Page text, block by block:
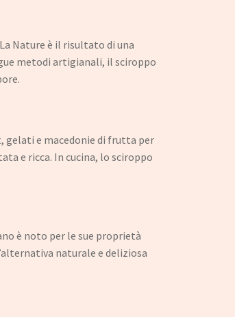
Nature è il risultato di una
metodi artigianali, il sciroppo
gelati e macedonie di frutta per
e ricca. In cucina, lo sciroppo
è noto per le sue proprietà
naturale e deliziosa